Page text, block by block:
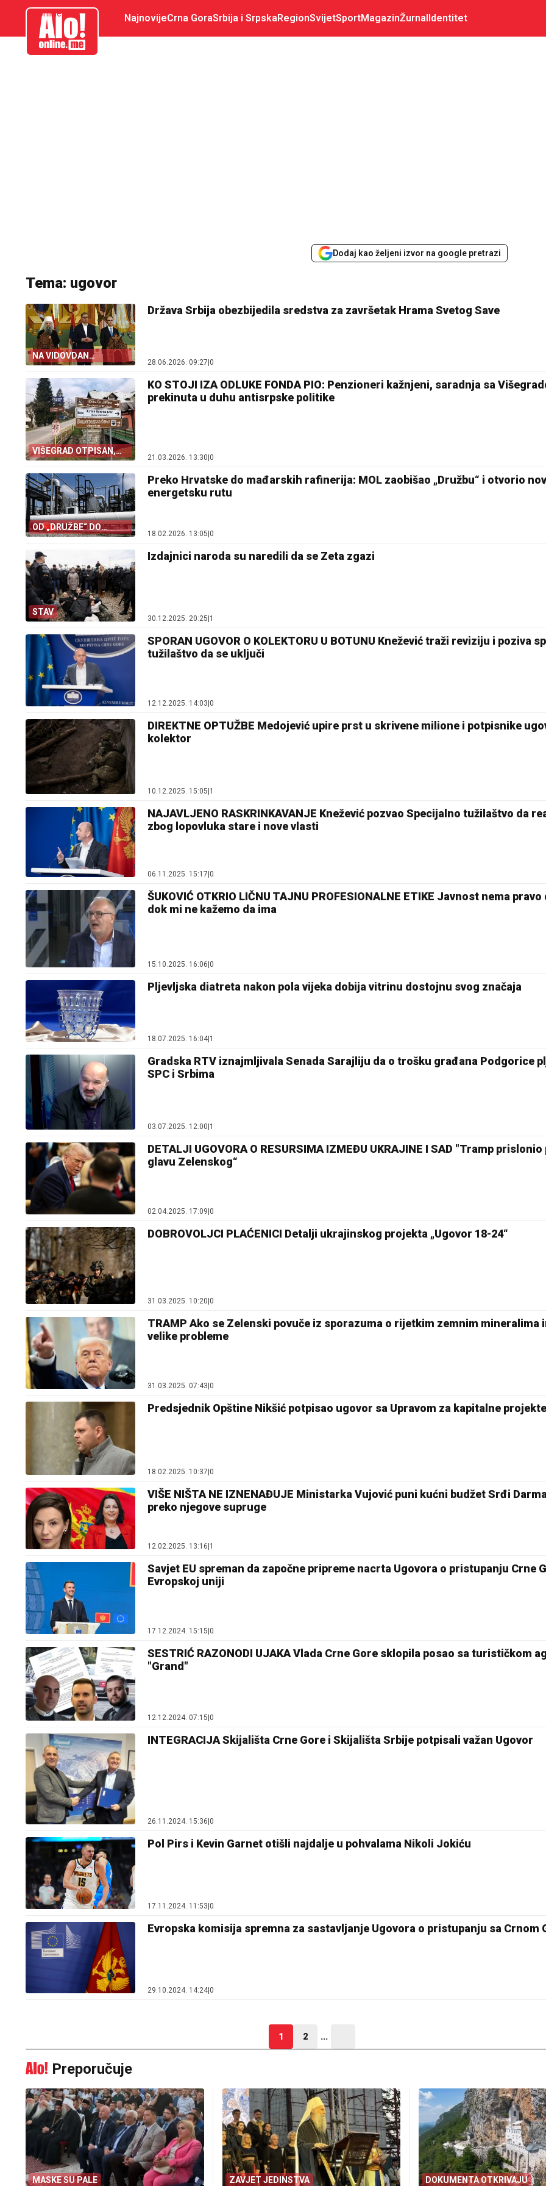
aloonline.me NajnovijeCrna GoraSrbija i SrpskaRegionSvijetSportMagazinŽurnalIdentitet
Dodaj kao željeni izvor na google pretrazi
Tema: ugovor
NA VIDOVDAN
POTPISAN UGOVOR
Država Srbija obezbijedila sredstva za završetak Hrama Svetog Save
28.06.2026. 09:27 0
VIŠEGRAD OTPISAN,
PENZIONERI
KO STOJI IZA ODLUKE FONDA PIO: Penzioneri kažnjeni, saradnja sa
prekinuta u duhu antisrpske politike
21.03.2026. 13:30 0
OD „DRUŽBE“ DO
JADRANA
Preko Hrvatske do mađarskih rafinerija: MOL zaobišao „Družbu“ i otvorio
energetsku rutu
18.02.2026. 13:05|0
STAV
Izdajnici naroda su naredili da se Zeta zgazi
30.12.2025. 20:25 1
SPORAN UGOVOR O KOLEKTORU U BOTUNU Knežević traži reviziju i poziva
tužilaštvo da se uključi
12.12.2025. 14:03|0
DIREKTNE OPTUŽBE Medojević upire prst u skrivene milione i potpisnike
kolektor
10.12.2025. 15:05|1
NAJAVLJENO RASKRINKAVANJE Knežević pozvao Specijalno tužilaštvo da
zbog lopovluka stare i nove vlasti
06.11.2025. 15:17 0
ŠUKOVIĆ OTKRIO LIČNU TAJNU PROFESIONALNE ETIKE Javnost nema pravo
dok mi ne kažemo da ima
15.10.2025. 16:06 0
Pljevljska diatreta nakon pola vijeka dobija vitrinu dostojnu svog značaja
18.07.2025. 16:04|1
Gradska RTV iznajmljivala Senada Sarajliju da o trošku građana Podgorice
SPC i Srbima
03.07.2025. 12:00|1
DETALJI UGOVORA O RESURSIMA IZMEĐU UKRAJINE I SAD "Tramp
glavu Zelenskog“
02.04.2025. 17:09|0
DOBROVOLJCI PLAĆENICI Detalji ukrajinskog projekta „Ugovor 18-24“
31.03.2025. 10:20|0
TRAMP Ako se Zelenski povuče iz sporazuma o rijetkim zemnim mineralima
velike probleme
31.03.2025. 07:43 0
Predsjednik Opštine Nikšić potpisao ugovor sa Upravom za kapitalne projekte
18.02.2025. 10:37 0
VIŠE NIŠTA NE IZNENAĐUJE Ministarka Vujović puni kućni budžet Srđi
preko njegove supruge
12.02.2025. 13:16 1
Savjet EU spreman da započne pripreme nacrta Ugovora o pristupanju Crne
Evropskoj uniji
17.12.2024. 15:15|0
SESTRIĆ RAZONODI UJAKA Vlada Crne Gore sklopila posao sa turističkom
"Grand"
12.12.2024. 07:15 0
INTEGRACIJA Skijališta Crne Gore i Skijališta Srbije potpisali važan Ugovor
26.11.2024. 15:36 0
Pol Pirs i Kevin Garnet otišli najdalje u pohvalama Nikoli Jokiću
17.11.2024. 11:53|0
Evropska komisija spremna za sastavljanje Ugovora o pristupanju sa Crnom
29.10.2024. 14:24 0
1 2 ...
Preporučuje
MASKE SU PALE ZAVJET JEDINSTVA DOKUMENTA OTKRIVAJU